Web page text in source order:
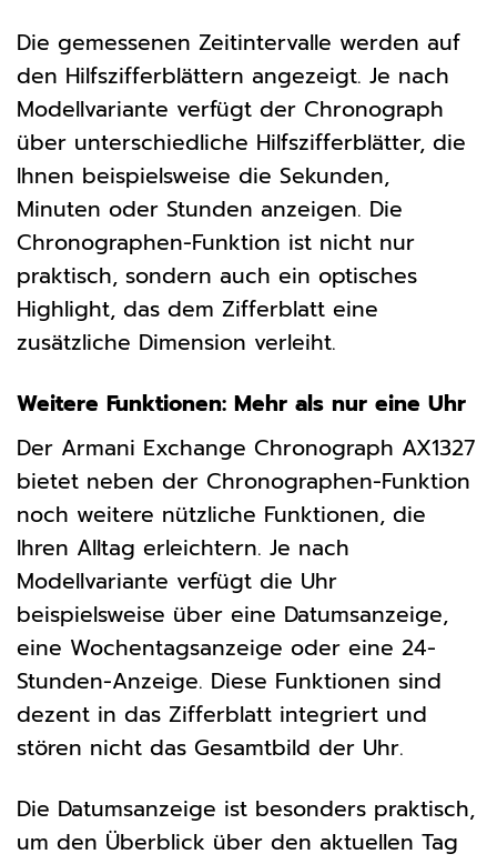
Die gemessenen Zeitintervalle werden auf
den Hilfszifferblättern angezeigt. Je nach
Modellvariante verfügt der Chronograph
über unterschiedliche Hilfszifferblätter, die
Ihnen beispielsweise die Sekunden,
Minuten oder Stunden anzeigen. Die
Chronographen-Funktion ist nicht nur
praktisch, sondern auch ein optisches
Highlight, das dem Zifferblatt eine
zusätzliche Dimension verleiht.
Weitere Funktionen: Mehr als nur eine Uhr
Der Armani Exchange Chronograph AX1327
bietet neben der Chronographen-Funktion
noch weitere nützliche Funktionen, die
Ihren Alltag erleichtern. Je nach
Modellvariante verfügt die Uhr
beispielsweise über eine Datumsanzeige,
eine Wochentagsanzeige oder eine 24-
Stunden-Anzeige. Diese Funktionen sind
dezent in das Zifferblatt integriert und
stören nicht das Gesamtbild der Uhr.
Die Datumsanzeige ist besonders praktisch,
um den Überblick über den aktuellen Tag